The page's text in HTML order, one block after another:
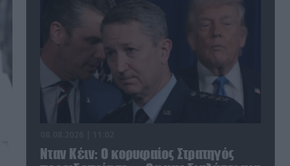
Νταν Κέιν: Ο κορυφαίος Στρατηγός